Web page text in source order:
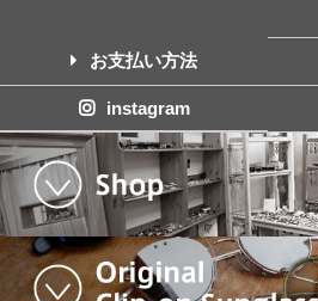
お支払い方法
instagram